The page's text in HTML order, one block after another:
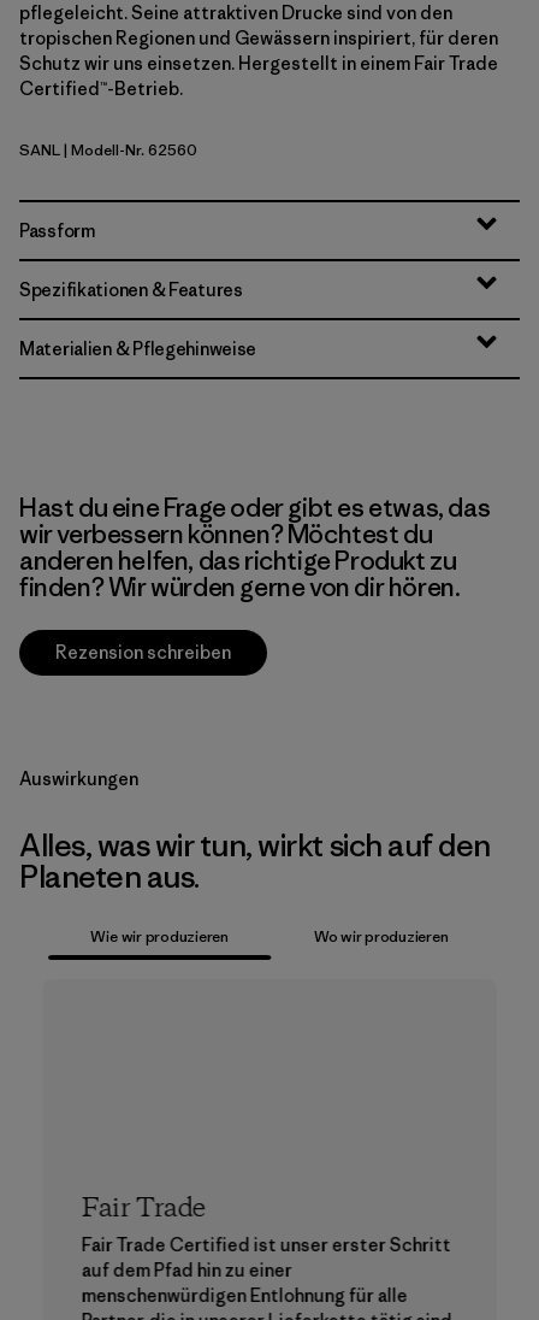
pflegeleicht. Seine attraktiven Drucke sind von den
tropischen Regionen und Gewässern inspiriert, für deren
Schutz wir uns einsetzen. Hergestellt in einem Fair Trade
Certified™-Betrieb.
Sardines: Natural
SANL| Modell-Nr. 62560
Passform
Spezifikationen & Features
Materialien & Pflegehinweise
Hast du eine Frage oder gibt es etwas, das
wir verbessern können? Möchtest du
anderen helfen, das richtige Produkt zu
finden? Wir würden gerne von dir hören.
Rezension schreiben
Auswirkungen
Alles, was wir tun, wirkt sich auf den
Planeten aus.
Wie wir produzieren Wo wir produzieren
Fair Trade
Fair Trade Certified ist unser erster Schritt
auf dem Pfad hin zu einer
menschenwürdigen Entlohnung für alle